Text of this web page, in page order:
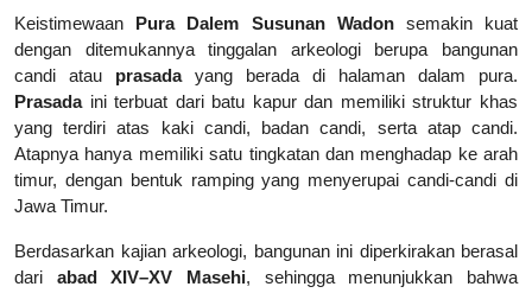
Keistimewaan Pura Dalem Susunan Wadonsemakin kuat
dengan ditemukannya tinggalan arkeologi berupa bangunan
candi atau prasadayang berada di halaman dalam pura.
Prasadaini terbuat dari batu kapur dan memiliki struktur khas
yang terdiri atas kaki candi, badan candi, serta atap candi.
Atapnya hanya memiliki satu tingkatan dan menghadap ke arah
timur, dengan bentuk ramping yang menyerupai candi-candi di
Jawa Timur.
Berdasarkan kajian arkeologi, bangunan ini diperkirakan berasal
dari abad XIV–XV Masehi, sehingga menunjukkan bahwa